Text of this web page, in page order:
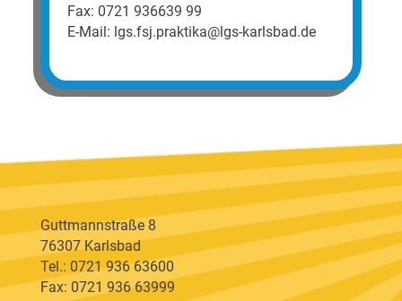
Fax: 0721 936639 99
E-Mail: lgs.fsj.praktika@lgs-karlsbad.de
Guttmannstraße 8
76307 Karlsbad
Tel.: 0721 936 63600
Fax: 0721 936 63999